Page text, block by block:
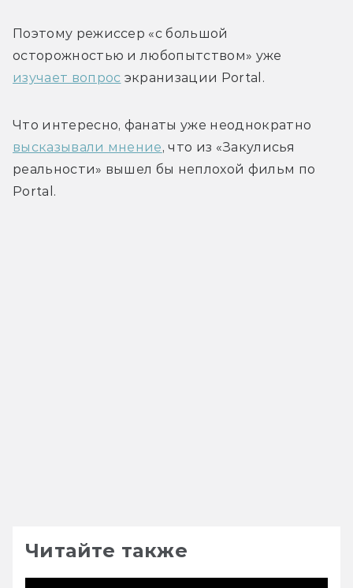
Поэтому режиссер «с большой
изучает вопрос экранизации Portal.
высказывали мнение, что из «Закулисья
реальности» вышел бы неплохой фильм по
Portal.
Читайте также